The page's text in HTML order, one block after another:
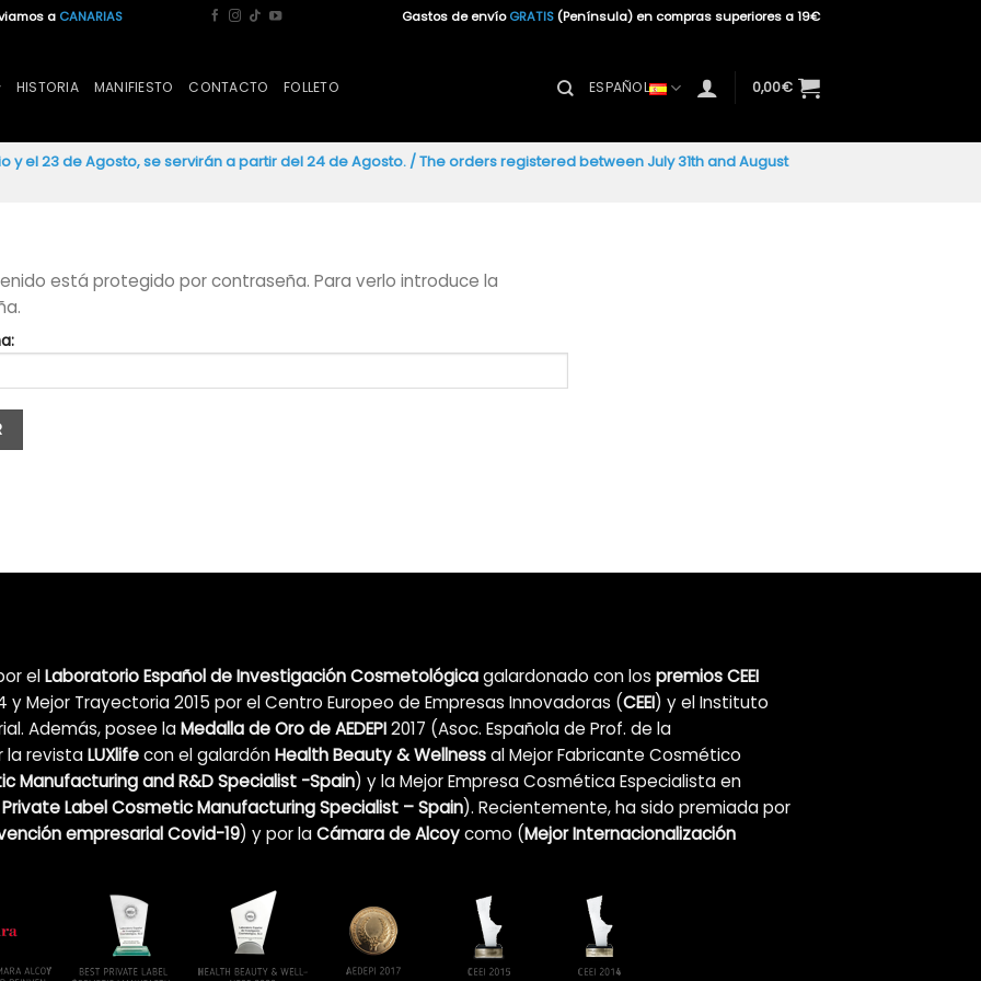
a CANARIAS Gastos de envíoGRATIS (Península) en compras superiores a 19€
HISTORIA MANIFIESTO CONTACTO FOLLETO ESPAÑOL 0,00€
y el 23 de Agosto, se servirán a partir del 24 de Agosto. / The orders registered between July 31th and August
está protegido por contraseña. Para verlo introduce la
elLaboratorio Español de Investigación Cosmetológicagalardonado con los premios CEEI
Mejor Trayectoria 2015 por el Centro Europeo de Empresas Innovadoras (CEEI) y el Instituto
Además, posee laMedalla de Oro de AEDEPI2017 (Asoc. Española de Prof. de la
la revistaLUXlifecon el galardónHealth Beauty & Wellnessal Mejor Fabricante Cosmético
Manufacturing and R&D Specialist -Spain) y la Mejor Empresa Cosmética Especialista en
Label Cosmetic Manufacturing Specialist – Spain). Recientemente, ha sido premiada por
empresarial Covid-19) y por laCámara de Alcoycomo (Mejor Internacionalización